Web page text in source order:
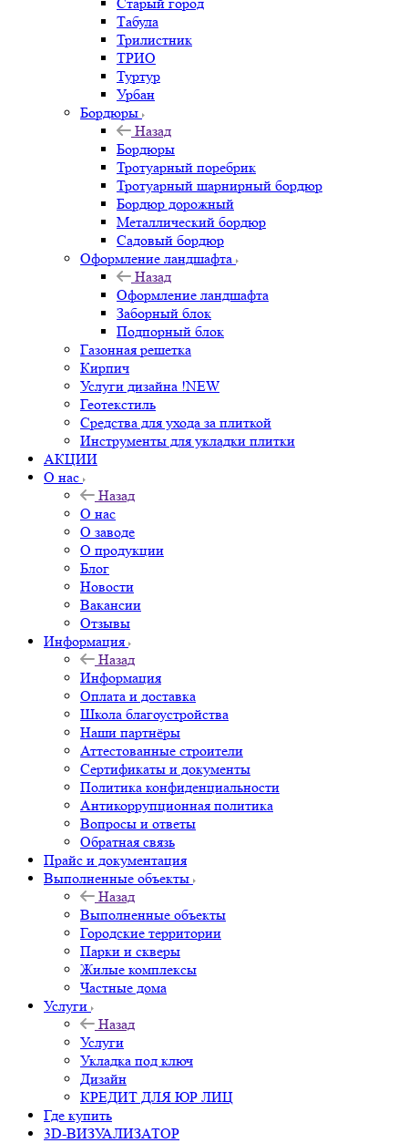
Табула
Трилистник
ТРИО
Туртур
Урбан
Бордюры
Назад
Бордюры
Тротуарный поребрик
Тротуарный шарнирный бордюр
Бордюр дорожный
Металлический бордюр
Садовый бордюр
Оформление ландшафта
Назад
Оформление ландшафта
Заборный блок
Подпорный блок
Газонная решетка
Кирпич
Услуги дизайна !NEW
Геотекстиль
Средства для ухода за плиткой
Инструменты для укладки плитки
АКЦИИ
О нас
Назад
О нас
О заводе
О продукции
Блог
Новости
Вакансии
Отзывы
Информация
Назад
Информация
Оплата и доставка
Школа благоустройства
Наши партнёры
Аттестованные строители
Сертификаты и документы
Политика конфиденциальности
Антикоррупционная политика
Вопросы и ответы
Обратная связь
Прайс и документация
Выполненные объекты
Назад
Выполненные объекты
Городские территории
Парки и скверы
Жилые комплексы
Частные дома
Услуги
Назад
Услуги
Укладка под ключ
Дизайн
КРЕДИТ ДЛЯ ЮР ЛИЦ
Где купить
3D-ВИЗУАЛИЗАТОР